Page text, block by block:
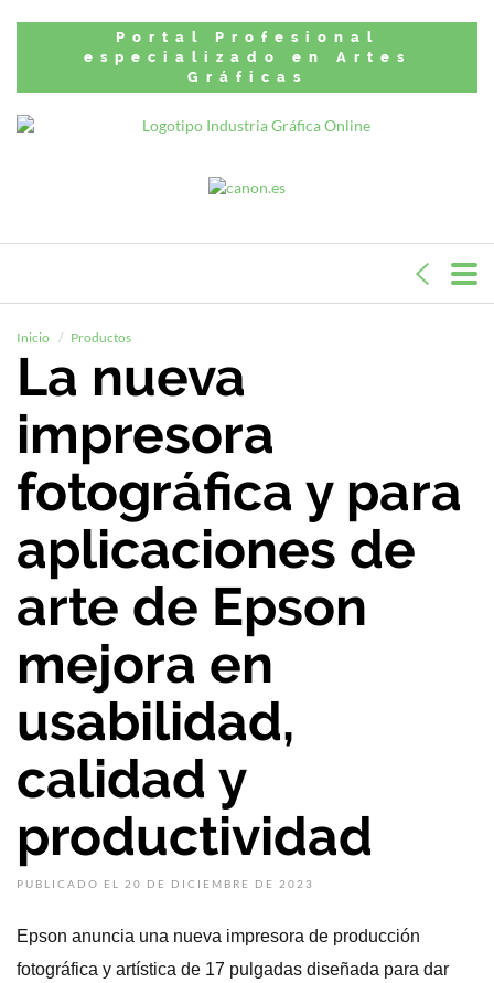
Portal Profesional
especializado en Artes
Gráficas
Inicio Productos
La nueva
impresora
fotográfica y para
aplicaciones de
arte de Epson
mejora en
usabilidad,
calidad y
productividad
PUBLICADO EL 20 DE DICIEMBRE DE 2023
Epson anuncia una nueva impresora de producción
fotográfica y artística de 17 pulgadas diseñada para dar